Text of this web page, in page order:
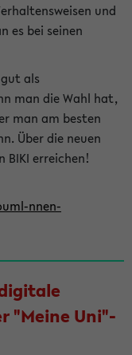
und
es bei seinen
als
man die Wahl hat,
man am besten
Über die neuen
BIKI erreichen!
nnen-
"Meine Uni"-